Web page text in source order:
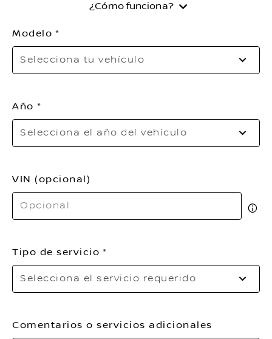
¿Cómo funciona?
Modelo
Selecciona tu vehículo
Año
Selecciona el año del vehículo
VIN (opcional)
Tipo de servicio
Selecciona el servicio requerido
Comentarios o servicios adicionales